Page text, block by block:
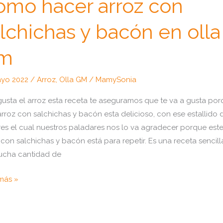
hacer arroz con
y bacón en olla
2022/Arroz, Olla GM / MamySonia
el arroz esta receta te aseguramos que te va a gusta
con salchichas y bacón esta delicioso, con ese estallido
el cual nuestros paladares nos lo va agradecer porque este
salchichas y bacón está para repetir. Es una receta
cantidad de
»